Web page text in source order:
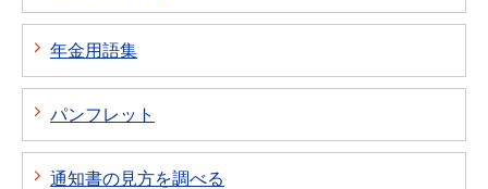
年金用語集
パンフレット
通知書の見方を調べる